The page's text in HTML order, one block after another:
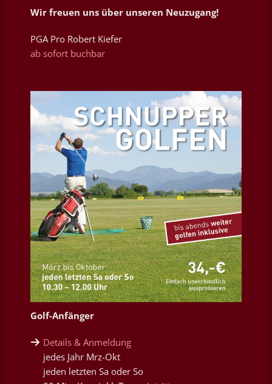
Wir freuen uns über unseren Neuzugang!
PGA Pro Robert Kiefer
ab sofort buchbar
Golf-Anfänger
Details & Anmeldung
jedes Jahr Mrz-Okt
jeden letzten Sa oder So